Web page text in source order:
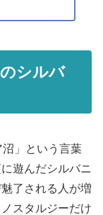
シルバ
」という言葉
遊んだシルバニ
了される人が増
スタルジーだけ